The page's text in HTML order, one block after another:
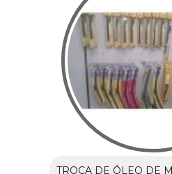
TROCA DE ÓLEO DE